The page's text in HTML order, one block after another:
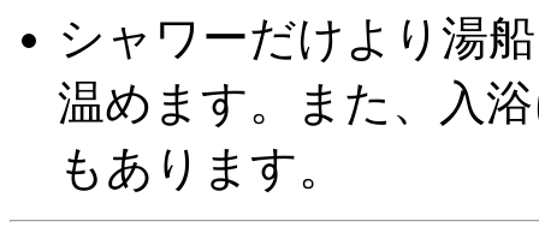
シャワーだけより湯
温めます。また、入
もあります。